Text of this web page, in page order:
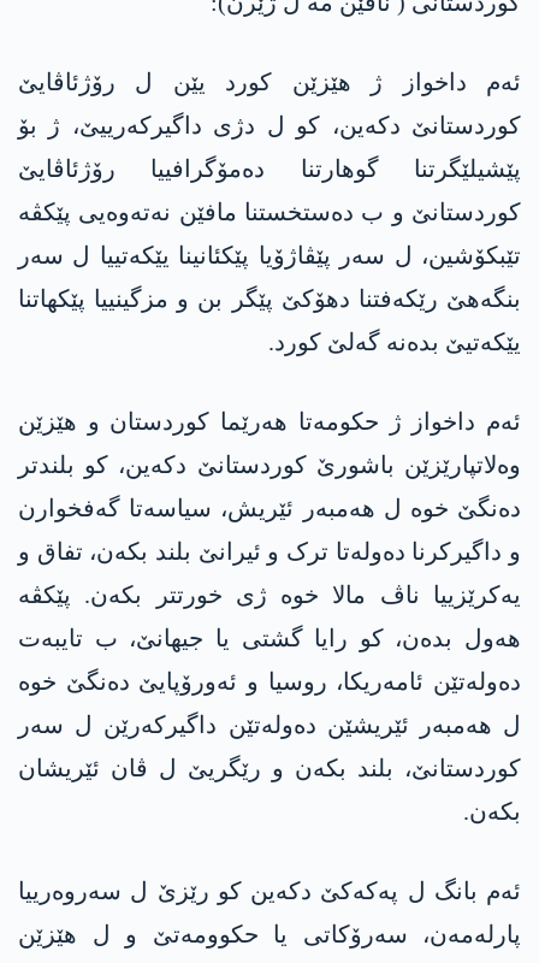
ئەم داخواز ژ ھێزێن کورد یێن ل رۆژئاڤایێ
کوردستانێ دکەین، کو ل دژی داگیرکەرییێ، ژ بۆ
پێشیلێگرتنا گوهارتنا دەمۆگرافییا رۆژئاڤایێ
کوردستانێ و ب دەستخستنا مافێن نەتەوەیی پێکڤە
تێبکۆشین، ل سەر پێڤاژۆیا پێکئانینا یێکەتییا ل سەر
بنگەھێ رێکەفتنا دھۆکێ پێگر بن و مزگینییا پێکھاتنا
یێکەتیێ بدەنە گەلێ کورد.
ئەم داخواز ژ حکومەتا ھەرێما کوردستان و ھێزێن
وەلاتپارێزێن باشورێ کوردستانێ دکەین، کو بلندتر
دەنگێ خوە ل ھەمبەر ئێریش، سیاسەتا گەفخوارن
و داگیرکرنا دەولەتا ترک و ئیرانێ بلند بکەن، تفاق و
یەکرێزییا ناڤ مالا خوە ژی خورتتر بکەن. پێکڤە
ھەول بدەن، کو رایا گشتی یا جیھانێ، ب تایبەت
دەولەتێن ئامەریکا، روسیا و ئەورۆپایێ دەنگێ خوە
ل ھەمبەر ئێریشێن دەولەتێن داگیرکەرێن ل سەر
کوردستانێ، بلند بکەن و رێگریێ ل ڤان ئێریشان
بکەن.
ئەم بانگ ل پەکەکێ دکەین کو رێزێ ل سەروەرییا
پارلەمەن، سەرۆکاتی یا حکوومەتێ و ل ھێزێن